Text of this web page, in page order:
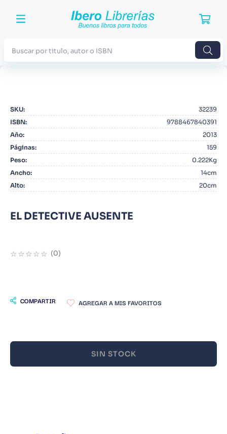
SKU:
32239
ISBN:
9788467840391
Año:
2013
Páginas:
159
Peso:
0.222Kg
Ancho:
14cm
Alto: 20cm
EL DETECTIVE AUSENTE
☆☆☆☆☆ (0)
COMPARTIR
SIN STOCK
2. Blue Lock
3.
4. Odisea
5. Manga
6.
8 .
Noches Blancas
10. Warhammer